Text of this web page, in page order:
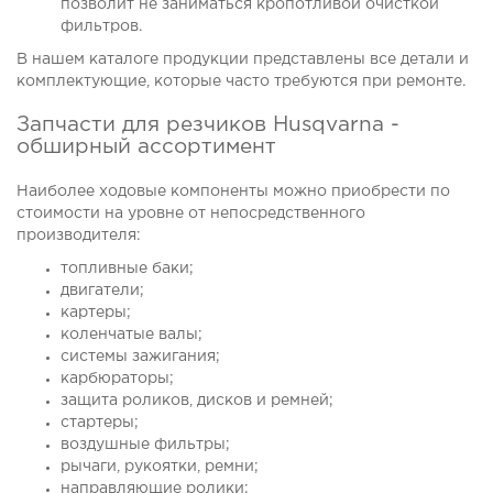
позволит не заниматься кропотливой очисткой
фильтров.
В нашем каталоге продукции представлены все детали и
комплектующие, которые часто требуются при ремонте.
Запчасти для резчиков Husqvarna -
обширный ассортимент
Наиболее ходовые компоненты можно приобрести по
стоимости на уровне от непосредственного
производителя:
топливные баки;
двигатели;
картеры;
коленчатые валы;
системы зажигания;
карбюраторы;
защита роликов, дисков и ремней;
стартеры;
воздушные фильтры;
рычаги, рукоятки, ремни;
направляющие ролики;